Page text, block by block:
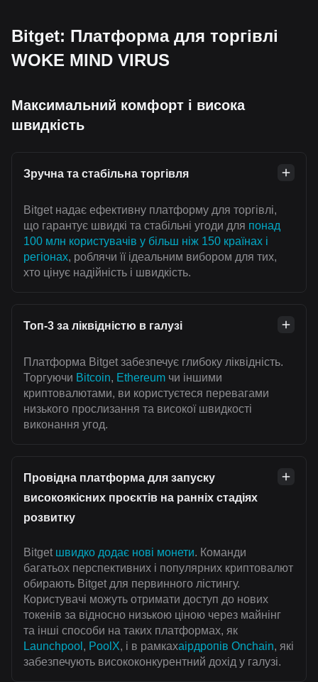
Bitget: Платформа для торгівлі
WOKE MIND VIRUS
Максимальний комфорт і висока
швидкість
Зручна та стабільна торгівля
Bitget надає ефективну платформу для торгівлі,
що гарантує швидкі та стабільні угоди для понад
100 млн користувачів у більш ніж 150 країнах і
регіонах, роблячи її ідеальним вибором для тих,
хто цінує надійність і швидкість.
Топ-3 за ліквідністю в галузі
Платформа Bitget забезпечує глибоку ліквідність.
Торгуючи Bitcoin, Ethereum чи іншими
криптовалютами, ви користуєтеся перевагами
низького прослизання та високої швидкості
виконання угод.
Провідна платформа для запуску
високоякісних проєктів на ранніх стадіях
розвитку
Bitget швидко додає нові монети. Команди
багатьох перспективних і популярних криптовалют
обирають Bitget для первинного лістингу.
Користувачі можуть отримати доступ до нових
токенів за відносно низькою ціною через майнінг
та інші способи на таких платформах, як
Launchpool , PoolX, і в рамкахаірдропів Onchain, які
забезпечують висококонкурентний дохід у галузі.